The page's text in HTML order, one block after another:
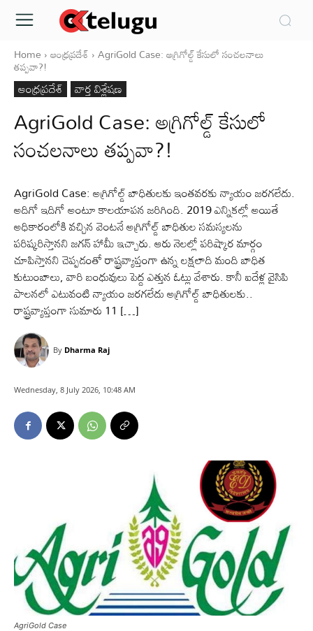
Home ఆంధ్రప్రదేశ్‌ AgriGold Case: అగ్రిగోల్డ్ కేసులో సంచలనాలు
తప్పవా?!
ఆంధ్రప్రదేశ్‌ వార్త విశ్లేషణ
AgriGold Case: అగ్రిగోల్డ్ కేసులో
సంచలనాలు తప్పవా?!
AgriGold Case: అగ్రిగోల్డ్ బాధితులకు ఇంతవరకు న్యాయం జరగలేదు.
అదిగో ఇదిగో అంటూ కాలయాపన జరిగింది. 2019 ఎన్నికల్లో అయితే
అధికారంలోకి వచ్చిన వెంటనే అగ్రిగోల్డ్ బాధితుల సమస్యలను
పరిష్కరిస్తానని జగన్ హామీ ఇచ్చారు. ఆరు నెలల్లో పరిష్కార మార్గం
చూపిస్తానని చెప్పడంతో రాష్ట్రవ్యాప్తంగా ఉన్న లక్షలాది మంది బాధిత
కుటుంబాలు, వారి బంధువులు పెద్ద ఎత్తున ఓట్లు వేశారు. కానీ ఐదేళ్ల వైసిపి
పాలనలో ఎటువంటి న్యాయం జరగలేదు అగ్రిగోల్డ్ బాధితులకు..
రాష్ట్రవ్యాప్తంగా సుమారు 11 […]
By Dharma Raj
Wednesday, 8 July 2026, 10:48 AM
AgriGold Case